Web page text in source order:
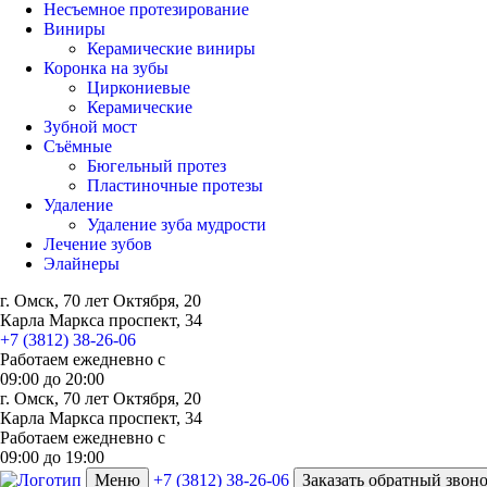
Несъемное протезирование
Виниры
Керамические виниры
Коронка на зубы
Циркониевые
Керамические
Зубной мост
Съёмные
Бюгельный протез
Пластиночные протезы
Удаление
Удаление зуба мудрости
Лечение зубов
Элайнеры
г. Омск, 70 лет Октября, 20
Карла Маркса проспект, 34
+7 (3812) 38-26-06
Работаем ежедневно с
09:00 до 20:00
г. Омск, 70 лет Октября, 20
Карла Маркса проспект, 34
Работаем ежедневно с
09:00 до 19:00
Меню
+7 (3812) 38-26-06 Заказать обратный